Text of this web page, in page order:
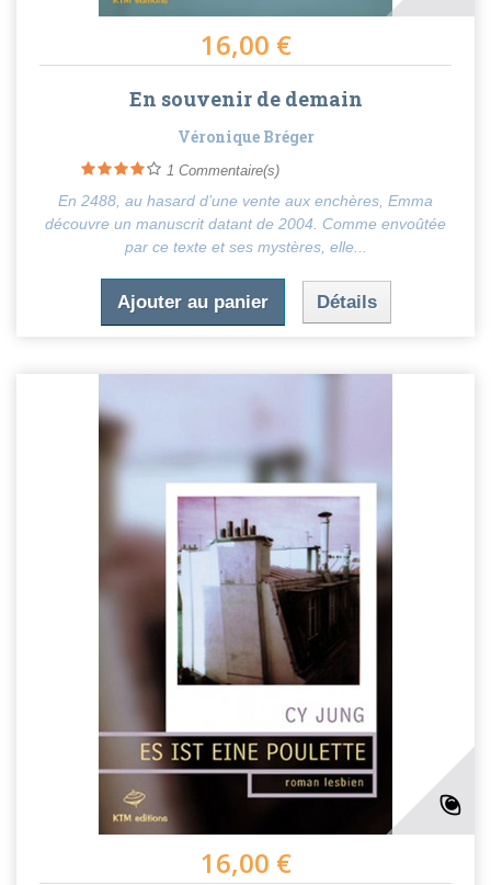
16,00 €
En souvenir de demain
Véronique Bréger
1 Commentaire(s)
En 2488, au hasard d’une vente aux enchères, Emma
découvre un manuscrit datant de 2004. Comme envoûtée
par ce texte et ses mystères, elle...
Ajouter au panier Détails
16,00 €